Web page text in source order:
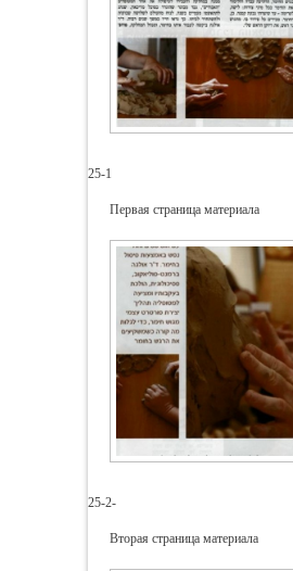
25-1
Первая страница материала
25-2-
Вторая страница материала